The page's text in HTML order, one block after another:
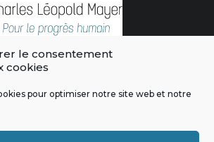
le consentement
cookies
pour optimiser notre site web et notre
de ce site sont publiés sous licence